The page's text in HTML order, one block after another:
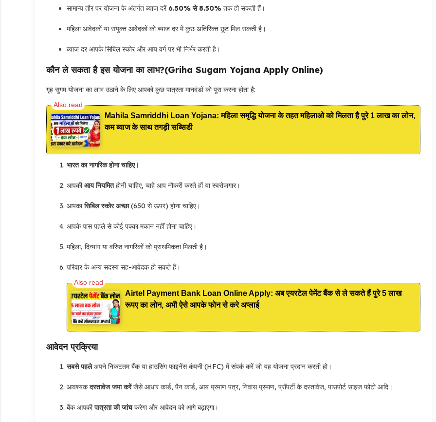
सामान्य तौर पर योजना के अंतर्गत ब्याज दरें 6.50% से 8.50% तक हो सकती हैं।
महिला आवेदकों या संयुक्त आवेदकों को ब्याज दर में कुछ अतिरिक्त छूट मिल सकती है।
ब्याज दर आपके सिबिल स्कोर और आय वर्ग पर भी निर्भर करती है।
कौन ले सकता है इस योजना का लाभ?(Griha Sugam Yojana Apply Online)
गृह सुगम योजना का लाभ उठाने के लिए आपको कुछ पात्रता मानदंडों को पूरा करना होता है:
Mahila Samriddhi Loan Yojana: महिला समृद्धि योजना के तहत महिलाओ को मिलता है पुरे 1 लाख का लोन,
कम ब्याज के साथ तगड़ी सब्सिडी
भारत का नागरिक होना चाहिए।
आपकीआय नियमितहोनी चाहिए, चाहे आप नौकरी करते हों या स्वरोजगार।
आपकासिबिल स्कोर अच्छा(650 से ऊपर) होना चाहिए।
आपके पास पहले से कोई पक्का मकान नहीं होना चाहिए।
महिला, दिव्यांग या वरिष्ठ नागरिकों को प्राथमिकता मिलती है।
परिवार के अन्य सदस्य सह-आवेदक हो सकते हैं।
Airtel Payment Bank Loan Online Apply: अब एयरटेल पेमेंट बैंक से ले सकते हैं पुरे 5 लाख
रूपए का लोन, अभी ऐसे आपके फोन से करे अप्लाई
आवेदन प्रक्रिया
सबसे पहलेअपने निकटतम बैंक या हाउसिंग फाइनेंस कंपनी (HFC) में संपर्क करें जो यह योजना प्रदान करती हो।
आवश्यकदस्तावेज जमा करेंजैसे आधार कार्ड, पैन कार्ड, आय प्रमाण पत्र, निवास प्रमाण, प्रॉपर्टी के दस्तावेज, पासपोर्ट साइज फोटो आदि।
बैंक आपकीपात्रता की जांचकरेगा और आवेदन को आगे बढ़ाएगा।